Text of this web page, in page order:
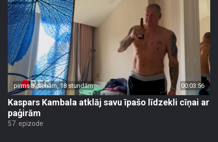
pirms 3 dienām, 18 stundām 00:03:56
Kaspars Kambala atklāj savu īpašo līdzekli cīņai ar
paģirām
57. epizode